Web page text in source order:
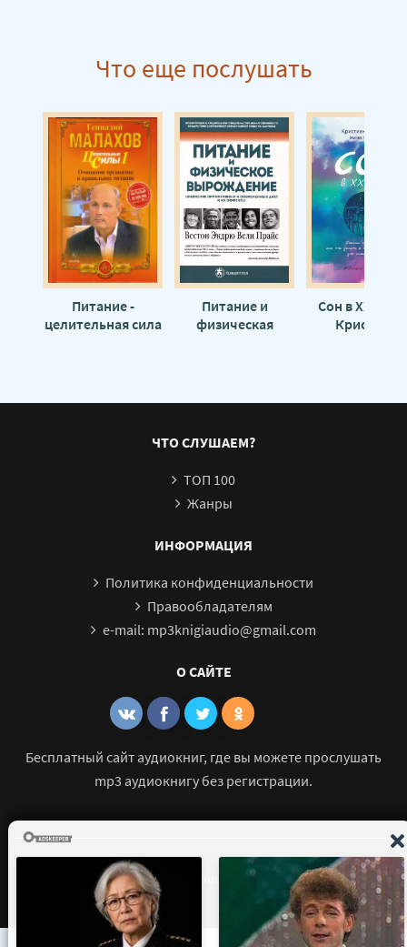
Здоровое питание каждый день 17
Здоровое питание каждый день 19
Здоровое питание каждый день 20
Здоровое питание каждый день 21
Здоровое питание каждый день 22
Что еще послушать
Питание -
целительная сила
Питание и
физическая
Вестон Прайс
Сон в XXI
Кристиан
ЧТО СЛУШАЕМ?
ТОП 100
Жанры
ИНФОРМАЦИЯ
Политика конфиденциальности
Правообладателям
e-mail: mp3knigiaudio@gmail.com
О САЙТЕ
Бесплатный сайт аудиокниг, где вы можете прослушать
mp3 аудиокнигу без регистрации.
© 2021 - 2026 mp3-knigi-audio.com Все права защищены